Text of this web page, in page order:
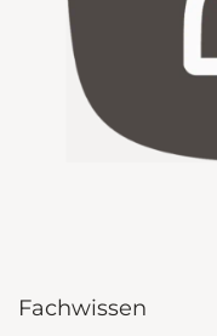
Fachwissen